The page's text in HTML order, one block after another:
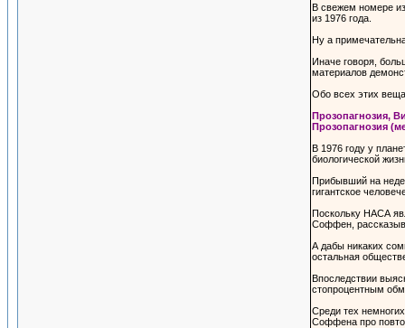
В свежем номере
из 1976 года.
Ну а
Иначе говоря,
материалов
Обо всех этих
Прозопагнозия,
Прозопагнозия
В 1976 году у
биологической
Прибывший на
гигантское
Поскольку НАСА
Соффен,
А дабы никаких
остальная
Впоследствии
стопроцентным
Среди тех
Соффена про